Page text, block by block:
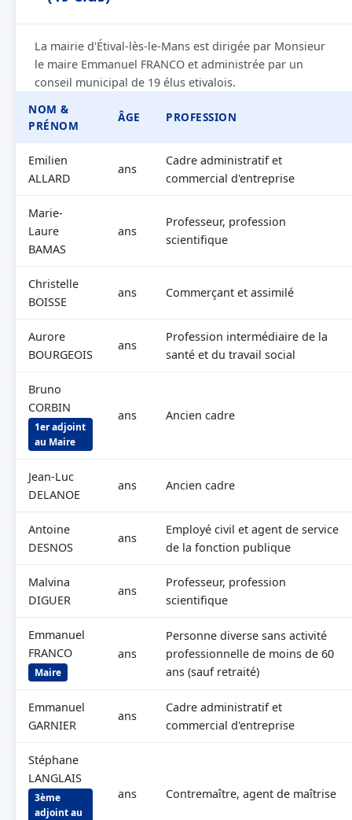
La mairie d'Étival-lès-le-Mans est dirigée par Monsieur
le maire Emmanuel FRANCO et administrée par un
conseil municipal de 19 élus etivalois.
NOM &
PRÉNOM
ÂGE PROFESSION
Emilien
ALLARD
ans
Cadre administratif et
commercial d'entreprise
Marie-
Laure
BAMAS
ans
Professeur, profession
scientifique
Christelle
BOISSE
ans Commerçant et assimilé
Aurore
BOURGEOIS
ans
Profession intermédiaire de la
santé et du travail social
Bruno
CORBIN
1er adjoint
au Maire
ans Ancien cadre
Jean-Luc
DELANOE
ans Ancien cadre
Antoine
DESNOS
ans
Employé civil et agent de service
de la fonction publique
Malvina
DIGUER
ans
Professeur, profession
scientifique
Emmanuel
FRANCO
Maire
ans
Personne diverse sans activité
professionnelle de moins de 60
ans (sauf retraité)
Emmanuel
GARNIER
ans
Cadre administratif et
commercial d'entreprise
Stéphane
LANGLAIS
3ème
adjoint au
ans Contremaître, agent de maîtrise